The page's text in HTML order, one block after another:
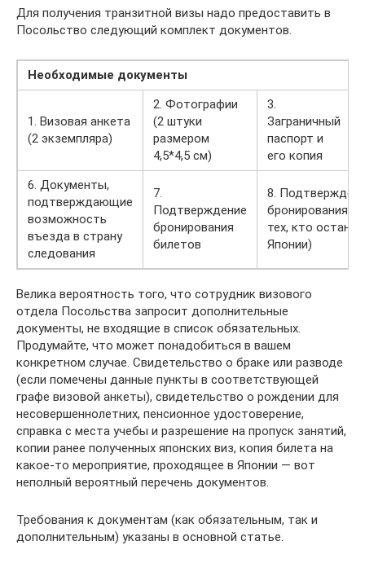
Для получения транзитной визы надо предоставить в
Посольство следующий комплект документов.
Необходимые документы
1. Визовая анкета
(2 экземпляра)
2. Фотографии
(2 штуки
размером
4,5*4,5 см)
3.
Заграничный
паспорт и
его копия
6. Документы,
подтверждающие
возможность
въезда в страну
следования
7.
Подтверждение
бронирования
билетов
8.
бронирования
тех, кто
Японии)
Велика вероятность того, что сотрудник визового
отдела Посольства запросит дополнительные
документы, не входящие в список обязательных.
Продумайте, что может понадобиться в вашем
конкретном случае. Свидетельство о браке или разводе
(если помечены данные пункты в соответствующей
графе визовой анкеты), свидетельство о рождении для
несовершеннолетних, пенсионное удостоверение,
справка с места учебы и разрешение на пропуск занятий,
копии ранее полученных японских виз, копия билета на
какое-то мероприятие, проходящее в Японии — вот
неполный вероятный перечень документов.
Требования к документам (как обязательным, так и
дополнительным) указаны в основной статье.